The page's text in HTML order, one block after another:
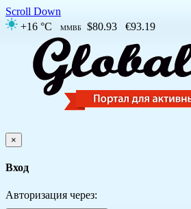
Scroll Down
+16 °C
ММВБ $80.93 €93.19
×
Вход
Авторизация через: